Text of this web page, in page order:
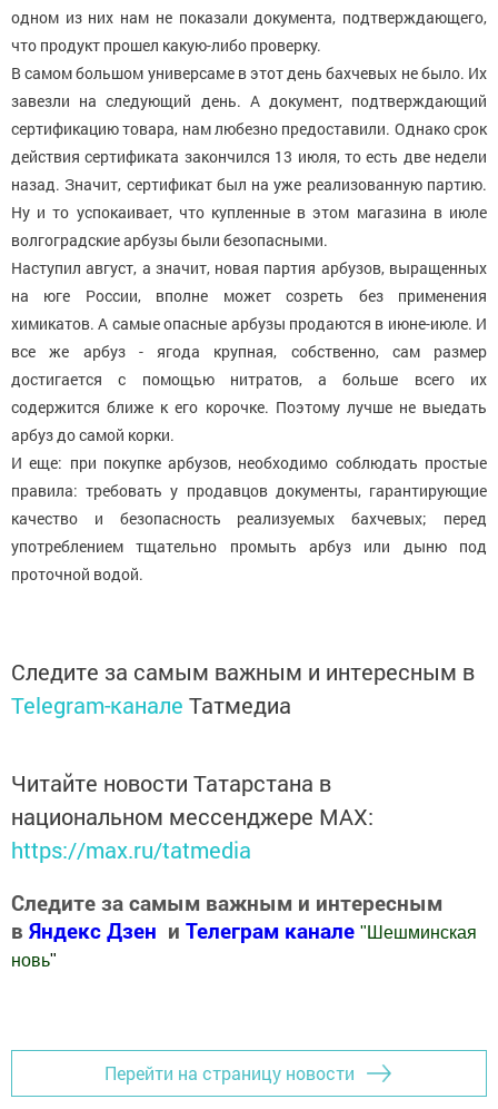
одном из них нам не показали документа, подтверждающего,
что продукт прошел какую-либо проверку.
В самом большом универсаме в этот день бахчевых не было. Их
завезли на следующий день. А документ, подтверждающий
сертификацию товара, нам любезно предоставили. Однако срок
действия сертификата закончился 13 июля, то есть две недели
назад. Значит, сертификат был на уже реализованную партию.
Ну и то успокаивает, что купленные в этом магазина в июле
волгоградские арбузы были безопасными.
Наступил август, а значит, новая партия арбузов, выращенных
на юге России, вполне может созреть без применения
химикатов. А самые опасные арбузы продаются в июне-июле. И
все же арбуз - ягода крупная, собственно, сам размер
достигается с помощью нитратов, а больше всего их
содержится ближе к его корочке. Поэтому лучше не выедать
арбуз до самой корки.
И еще: при покупке арбузов, необходимо соблюдать простые
правила: требовать у продавцов документы, гарантирующие
качество и безопасность реализуемых бахчевых; перед
употреблением тщательно промыть арбуз или дыню под
проточной водой.
Следите за самым важным и интересным в
Telegram-канале Татмедиа
Читайте новости Татарстана в
национальном мессенджере MАХ:
https://max.ru/tatmedia
Следите за самым важным и интересным
в Яндекс Дзен и Телеграм канале " Шешминская
новь"
Перейти на страницу новости